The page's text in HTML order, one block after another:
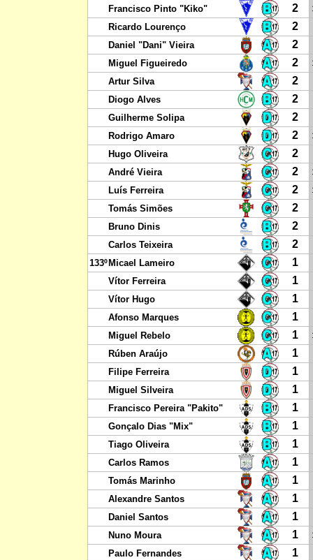
Francisco Pinto "Kiko" 2
Ricardo Lourenço 2
Daniel "Dani" Vieira 2
Miguel Figueiredo 2
Artur Silva 2
Diogo Alves 2
Guilherme Solipa 2
Rodrigo Amaro 2
Hugo Oliveira 2
André Vieira 2
Luís Ferreira 2
Tomás Simões 2
Bruno Dinis 2
Carlos Teixeira 2
133º Micael Lameiro 1
Vítor Ferreira 1
Vítor Hugo 1
Afonso Marques 1
Miguel Rebelo 1
Rúben Araújo 1
Filipe Ferreira 1
Miguel Silveira 1
Francisco Pereira "Pakito" 1
Gonçalo Dias "Mix" 1
Tiago Oliveira 1
Carlos Ramos 1
Tomás Marinho 1
Alexandre Santos 1
Daniel Santos 1
Nuno Moura 1
Paulo Fernandes 1